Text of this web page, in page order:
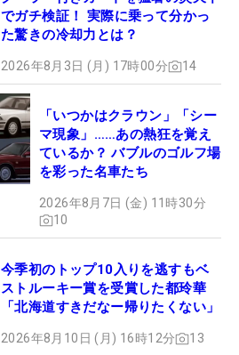
でガチ検証！ 実際に乗って分かっ
た驚きの冷却力とは？
2026年8月3日 (月) 17時00分 14
「いつかはクラウン」「シー
マ現象」……あの熱狂を覚え
ているか？ バブルのゴルフ場
を彩った名車たち
2026年8月7日 (金) 11時30分
10
今季初のトップ10入りを逃すもベ
ストルーキー賞を受賞した都玲華
「北海道すきだなー帰りたくない」
2026年8月10日 (月) 16時12分 13